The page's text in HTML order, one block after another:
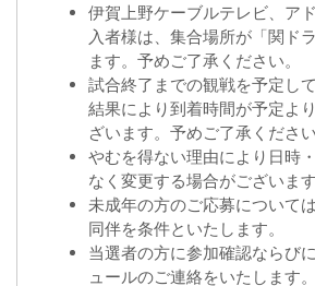
伊賀上野ケーブルテレビ、ア
入者様は、集合場所が「関ド
ます。予めご了承ください。
試合終了までの観戦を予定し
結果により到着時間が予定よ
ざいます。予めご了承ください
やむを得ない理由により日時
なく変更する場合がございます
未成年の方のご応募について
同伴を条件といたします。
当選者の方に参加確認ならび
ュールのご連絡をいたします